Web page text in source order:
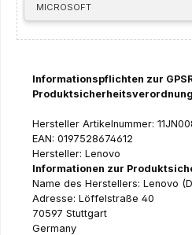
MICROSOFT
Informationspflichten zur
Produktsicherheitsverordnung
Hersteller Artikelnummer:
EAN: 0197528674612
Hersteller: Lenovo
Informationen zur
Name des Herstellers: Lenovo
Adresse: Löffelstraße 40
70597 Stuttgart
Germany